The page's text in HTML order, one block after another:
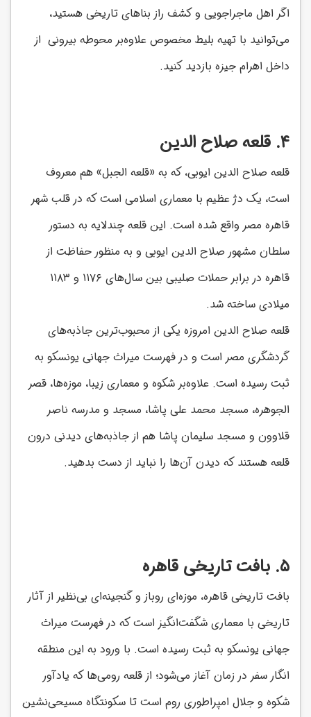
اگر اهل ماجراجویی و کشف راز بناهای تاریخی هستید،
می‌توانید با تهیه بلیط مخصوص علاوه‌بر محوطه بیرونی از
داخل اهرام جیزه بازدید کنید.
۴. قلعه صلاح الدین
قلعه صلاح الدین ایوبی، که به «قلعه الجبل» هم معروف
است، یک دژ عظیم با معماری اسلامی است که در قلب شهر
قاهره مصر واقع شده است. این قلعه چندلایه به دستور
سلطان مشهور صلاح الدین ایوبی و به منظور حفاظت از
قاهره در برابر حملات صلیبی بین سال‌های ۱۱۷۶ و ۱۱۸۳
میلادی ساخته شد.
قلعه صلاح الدین امروزه یکی از محبوب‌ترین جاذبه‌های
گردشگری مصر است و در فهرست میراث جهانی یونسکو به
ثبت رسیده است. علاوه‌بر شکوه و معماری زیبا، موزه‌ها، قصر
الجوهره، مسجد محمد علی پاشا، مسجد و مدرسه ناصر
قلاوون و مسجد سلیمان پاشا هم از جاذبه‌های دیدنی درون
قلعه هستند که دیدن آن‌ها را نباید از دست بدهید.
۵. بافت تاریخی قاهره
بافت تاریخی قاهره، موزه‌ای روباز و گنجینه‌ای بی‌نظیر از آثار
تاریخی با معماری شگفت‌انگیز است که در فهرست میراث
جهانی یونسکو به ثبت رسیده است. با ورود به این منطقه
انگار سفر در زمان آغاز می‌شود؛ از قلعه رومی‌ها که یادآور
شکوه و جلال امپراطوری روم است تا سکونتگاه مسیحی‌نشین